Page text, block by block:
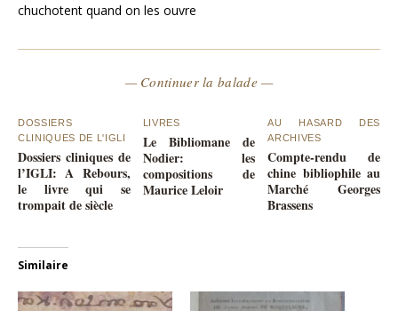
chuchotent quand on les ouvre
— Continuer la balade —
DOSSIERS
CLINIQUES DE L'IGLI
Dossiers cliniques de
l’IGLI: A Rebours,
le livre qui se
trompait de siècle
LIVRES
Le Bibliomane de
Nodier: les
compositions de
Maurice Leloir
AU HASARD DES
ARCHIVES
Compte-rendu de
chine bibliophile au
Marché Georges
Brassens
Similaire